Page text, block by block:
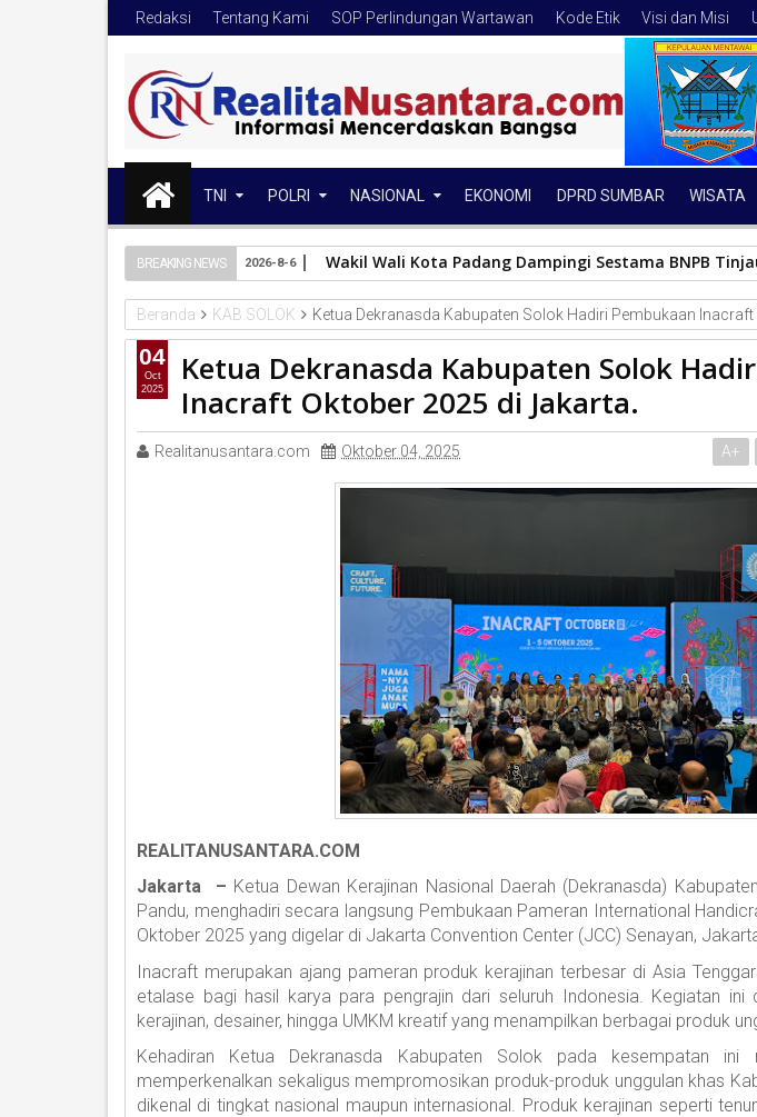
Redaksi Tentang Kami SOP Perlindungan Wartawan Kode Etik Visi dan Misi
TNI POLRI NASIONAL EKONOMI DPRD SUMBAR WISATA
BREAKING NEWS Wakil Wali Kota Padang Dampingi Sestama BNPB
2026-8-6
Beranda KAB.SOLOK Ketua Dekranasda Kabupaten Solok Hadiri Pembukaan Inacraft
Ketua Dekranasda Kabupaten Solok
Inacraft Oktober 2025 di Jakarta.
Realitanusantara.com Oktober 04, 2025 A+
REALITANUSANTARA.COM
Jakarta – Ketua Dewan Kerajinan Nasional Daerah (Dekranasda)
Pandu, menghadiri secara langsung Pembukaan Pameran International
Oktober 2025 yang digelar di Jakarta Convention Center (JCC) Senayan,
Inacraft merupakan ajang pameran produk kerajinan terbesar di Asia
etalase bagi hasil karya para pengrajin dari seluruh Indonesia. Kegiatan ini
kerajinan, desainer, hingga UMKM kreatif yang menampilkan berbagai produk
Kehadiran Ketua Dekranasda Kabupaten Solok pada kesempatan ini
memperkenalkan sekaligus mempromosikan produk-produk unggulan khas
dikenal di tingkat nasional maupun internasional. Produk kerajinan seperti
04
Oct
2025